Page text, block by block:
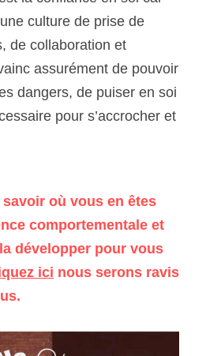
culture de prise de
de collaboration et
assurément de pouvoir
dangers, de puiser en soi
pour s’accrocher et
où vous en êtes
comportementale et
développer pour vous
ici nous serons ravis